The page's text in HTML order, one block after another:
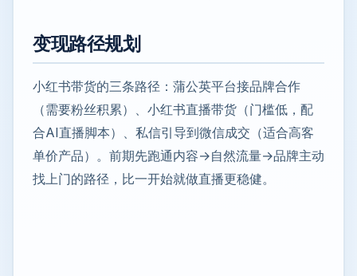
变现路径规划
小红书带货的三条路径：蒲公英平台接品牌合作
（需要粉丝积累）、小红书直播带货（门槛低，配
合AI直播脚本）、私信引导到微信成交（适合高客
单价产品）。前期先跑通内容→自然流量→品牌主动
找上门的路径，比一开始就做直播更稳健。